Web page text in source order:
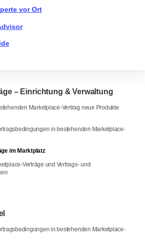
vor Ort
– Einrichtung & Verwaltung
Marketplace-Vertrag neue Produkte
in bestehenden Marketplace-
im Marktplatz
Verträge und Vertrags- und
in bestehenden Marketplace-